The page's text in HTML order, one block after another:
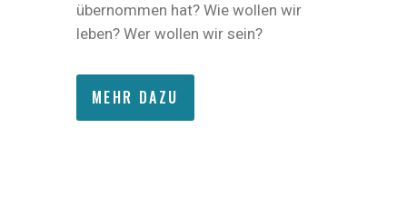
übernommen hat? Wie wollen wir
leben? Wer wollen wir sein?
MEHR DAZU